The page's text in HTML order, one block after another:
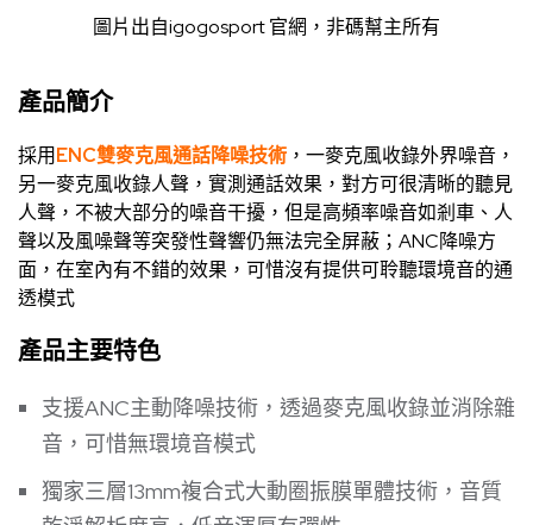
圖片出自igogosport 官網 ，非碼幫主所有
產品簡介
採用ENC雙麥克風通話降噪技術 ，一麥克風收錄外界噪音，
另一麥克風收錄人聲，實測通話效果，對方可很清晰的聽見
人聲，不被大部分的噪音干擾，但是高頻率噪音如剎車、人
聲以及風噪聲等突發性聲響仍無法完全屏蔽；ANC降噪方
面，在室內有不錯的效果，可惜沒有提供可聆聽環境音的通
透模式
產品主要特色
支援ANC主動降噪技術，透過麥克風收錄並消除雜
音，可惜無環境音模式
獨家三層13mm複合式大動圈振膜單體技術，音質